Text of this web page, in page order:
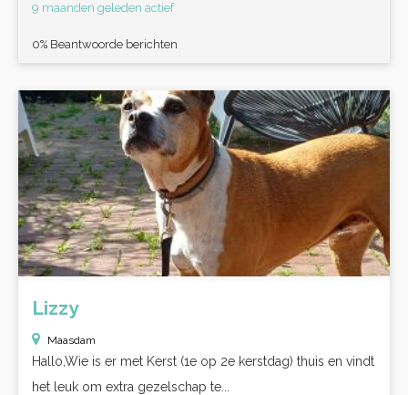
9 maanden geleden actief
0% Beantwoorde berichten
Lizzy
Maasdam
Hallo,Wie is er met Kerst (1e op 2e kerstdag) thuis en vindt
het leuk om extra gezelschap te...